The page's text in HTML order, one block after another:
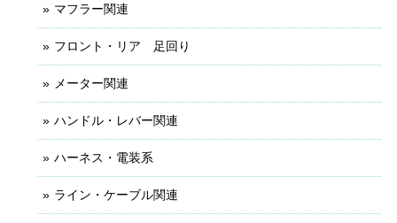
マフラー関連
フロント・リア 足回り
メーター関連
ハンドル・レバー関連
ハーネス・電装系
ライン・ケーブル関連